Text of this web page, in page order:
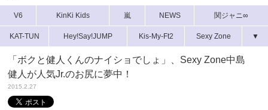
V6 KinKi Kids 嵐 NEWS 関ジャニ∞
KAT-TUN Hey!Say!JUMP Kis-My-Ft2 Sexy Zone ▼
「ボクと健人くんのナイショでしょ」、Sexy Zone中島
健人が人気Jr.のお尻に夢中！
2015.2.27